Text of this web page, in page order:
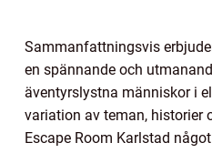
Sammanfattningsvis
en spännande och
äventyrslystna människor i
variation av teman, historier
Escape Room Karlstad